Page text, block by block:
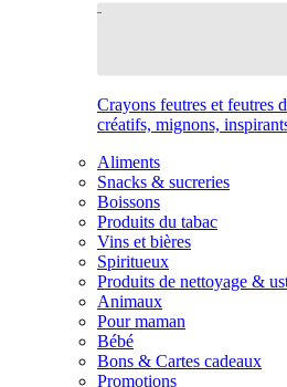
Crayons feutres et feutres
créatifs, mignons,
Aliments
Snacks & sucreries
Boissons
Produits du tabac
Vins et bières
Spiritueux
Produits de nettoyage &
Animaux
Pour maman
Bébé
Bons & Cartes cadeaux
Promotions